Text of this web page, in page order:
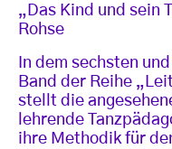
„Das Kind und sein
Rohse
In dem sechsten
Band der Reihe
stellt die
lehrende
ihre Methodik für